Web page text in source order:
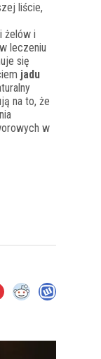
liście,
żelów i
leczeniu
się
jadu
na to, że
w